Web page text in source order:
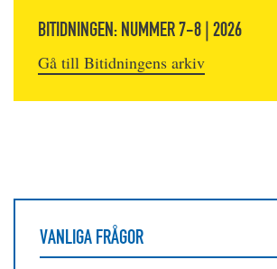
BITIDNINGEN: NUMMER 7-8 | 2026
Gå till Bitidningens arkiv
VANLIGA FRÅGOR